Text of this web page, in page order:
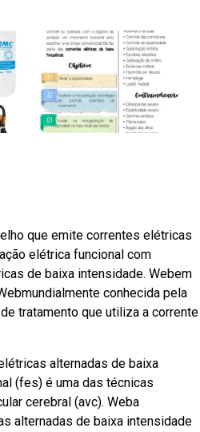
que emite correntes elétricas
elétrica funcional com
de baixa intensidade. Webem
conhecida pela
tratamento que utiliza a corrente
alternadas de baixa
(fes) é uma das técnicas
cerebral (avc). Weba
alternadas de baixa intensidade